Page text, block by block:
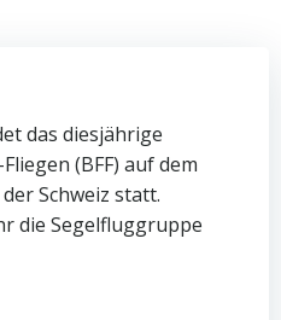
das diesjährige
(BFF) auf dem
Schweiz statt.
die Segelfluggruppe